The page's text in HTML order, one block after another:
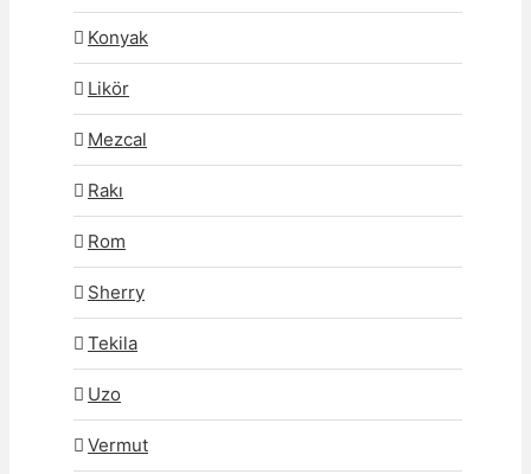
Konyak
Likör
Mezcal
Rakı
Rom
Sherry
Tekila
Uzo
Vermut